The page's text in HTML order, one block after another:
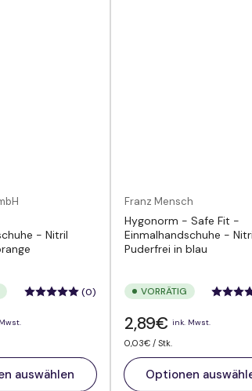
- Nitril
(0)
auswählen
Franz Mensch
Hygonorm - Safe Fit -
Einmalhandschuhe -
Puderfrei in blau
VORRÄTIG
Normaler
Preis
2,89€ ink. Mwst.
Preis
pro
Einheit
0,03€ / pro
Stk.
Optionen